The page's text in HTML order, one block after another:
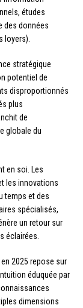
études
des données
loyers).
stratégique
potentiel de
disproportionnés
plus
de
globale du
en soi. Les
les innovations
temps et des
spécialisés,
un retour sur
éclairées.
2025 repose sur
éduquée par
dimensions